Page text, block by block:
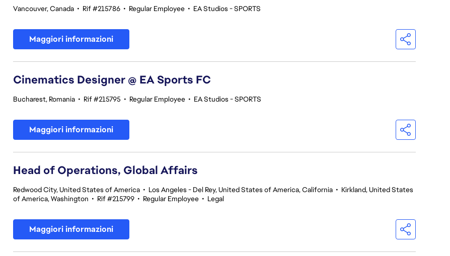
Vancouver, Canada • Rif #215786 • Regular Employee • EA Studios - SPORTS
Maggiori informazioni
Cinematics Designer @ EA Sports FC
Bucharest, Romania • Rif #215795 • Regular Employee • EA Studios - SPORTS
Maggiori informazioni
Head of Operations, Global Affairs
Redwood City, United States of America • Los Angeles - Del Rey, United States of America, California • Kirkland, United States
of America, Washington • Rif #215799 • Regular Employee • Legal
Maggiori informazioni